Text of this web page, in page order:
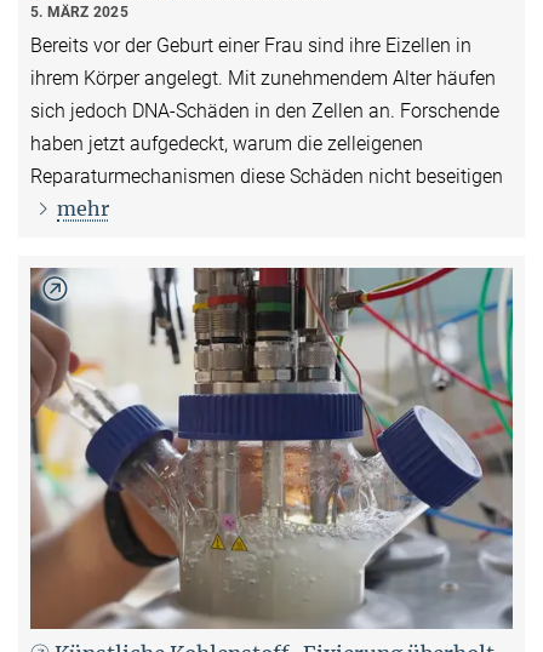
5. MÄRZ 2025
Bereits vor der Geburt einer Frau sind ihre Eizellen in
ihrem Körper angelegt. Mit zunehmendem Alter häufen
sich jedoch DNA-Schäden in den Zellen an. Forschende
haben jetzt aufgedeckt, warum die zelleigenen
Reparaturmechanismen diese Schäden nicht beseitigen
mehr